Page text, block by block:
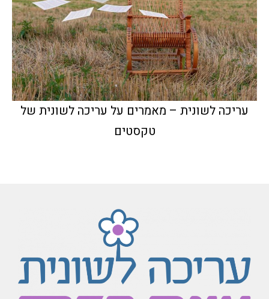
עריכה לשונית – מאמרים על עריכה לשונית של
טקסטים